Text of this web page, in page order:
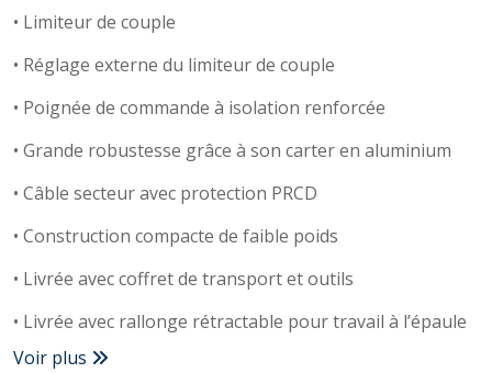
• Limiteur de couple
• Réglage externe du limiteur de couple
• Poignée de commande à isolation renforcée
• Grande robustesse grâce à son carter en aluminium
• Câble secteur avec protection PRCD
• Construction compacte de faible poids
• Livrée avec coffret de transport et outils
• Livrée avec rallonge rétractable pour travail à l’épaule
Voir plus